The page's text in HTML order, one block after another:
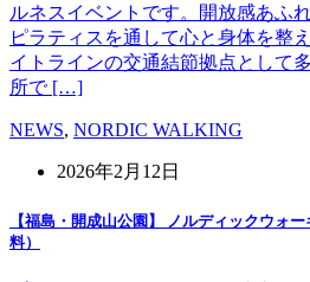
ルネスイベントです。開放感あふ
ピラティスを通して心と身体を整
イトラインの交通結節拠点として
所で […]
NEWS, NORDIC WALKING
2026年2月12日
【福島・開成山公園】 ノルディックウォ
料）